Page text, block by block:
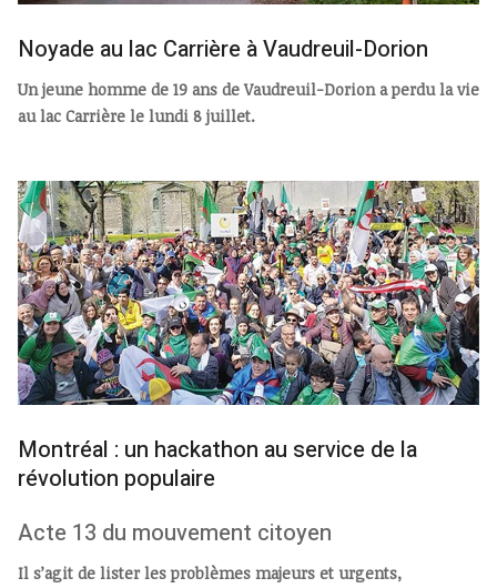
Noyade au lac Carrière à Vaudreuil-Dorion
Un jeune homme de 19 ans de Vaudreuil-Dorion a perdu la vie
au lac Carrière le lundi 8 juillet.
Montréal : un hackathon au service de la
révolution populaire
Acte 13 du mouvement citoyen
Il s’agit de lister les problèmes majeurs et urgents,